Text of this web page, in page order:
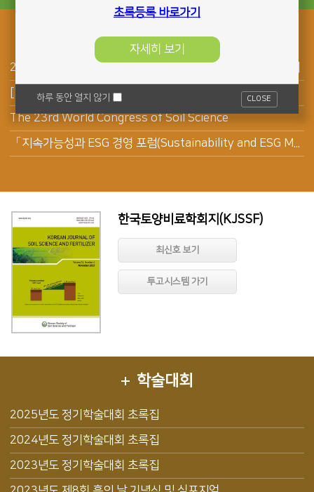
행사안내
2026년 한국토양비료학회 제58차 총회 및 국제학술대회 안내
[한국농업기술진흥원]2026 스마트농업 AI 경진대회 개최
The 23rd World Congress of Soil Science
「지속가능성과 ESG 경영 포럼(Sustainability and ESG Management Forum) 개최 안내
한국토양비료학회지(KJSSF)
최신호 보기
투고시스템 가기
학술대회
2025년도 정기학술대회 초록집
2024년도 정기학술대회 초록집
2023년도 정기학술대회 초록집
초록등록 바로가기
자세히 보기
하루 동안 열지 않기 CLOSE